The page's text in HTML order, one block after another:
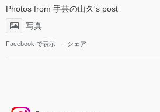
Photos from 手芸の山久's post
写真
Facebook で表示 · シェア